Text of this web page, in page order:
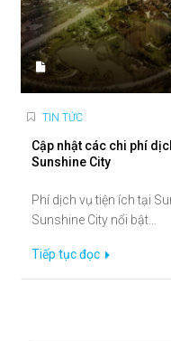
TIN TỨC
Cập nhật các chi phí
Sunshine City
Phí dịch vụ tiện ích tại
Sunshine City nổi bật...
Tiếp tục đọc